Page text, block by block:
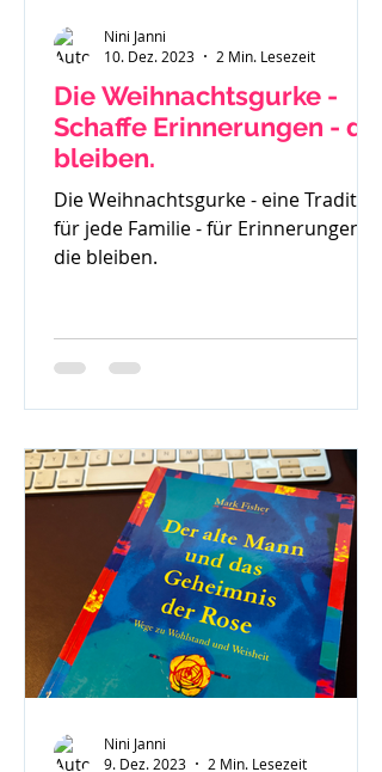
Die Weihnachtsgurke -
Schaffe Erinnerungen - die
bleiben.
Die Weihnachtsgurke - eine Tradition
für jede Familie - für Erinnerungen
die bleiben.
Nini Janni
10. Dez. 2023
2 Min. Lesezeit
Nini Janni
9. Dez. 2023
2 Min. Lesezeit